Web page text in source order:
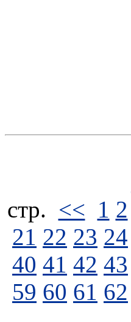
стp. << 1 2
21 22 23 24
40 41 42 43
59 60 61 62